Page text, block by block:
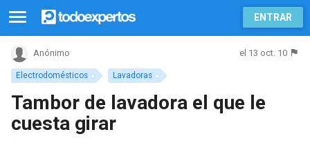
ENTRAR
Electrodomésticos Lavadoras
Anónimo el 13 oct. 10
Tambor de lavadora el que le
cuesta girar